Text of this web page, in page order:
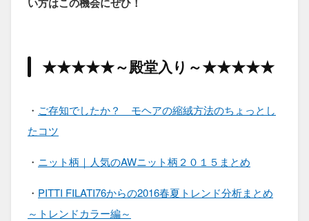
★★★★★～殿堂入り～★★★★★
・ ご存知でしたか？ モヘアの縮絨方法のちょっとし
たコツ
・ ニット柄｜人気のAWニット柄２０１５まとめ
・ PITTI FILATI76からの2016春夏トレンド分析まとめ
～トレンドカラー編～